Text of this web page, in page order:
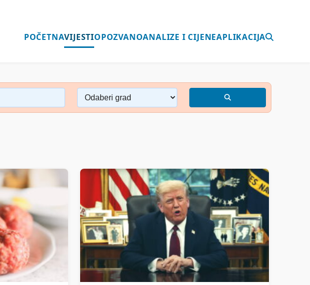
POČETNAVIJESTIOPOZVANOANALIZE I CIJENEAPLIKACIJA